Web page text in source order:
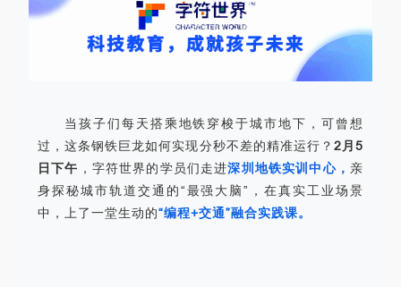
当孩子们每天搭乘地铁穿梭于城市地下，可曾想
过，这条钢铁巨龙如何实现分秒不差的精准运行？ 2月5
日下午 ，字符世界的学员们走进深圳地铁实训中心， 亲
身探秘城市轨道交通的“最强大脑”，在真实工业场景
中，上了一堂生动的“编程+交通”融合实践课。